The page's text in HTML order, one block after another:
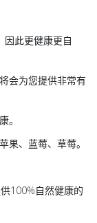
因此更健康更自
会为您提供非常有
。
果、蓝莓、草莓。
100%自然健康的